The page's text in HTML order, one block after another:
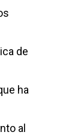
de
ha
al